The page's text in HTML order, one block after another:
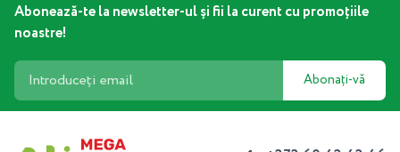
Abonează-te la newsletter-ul și fii la curent cu promoțiile
noastre!
Abonați-vă